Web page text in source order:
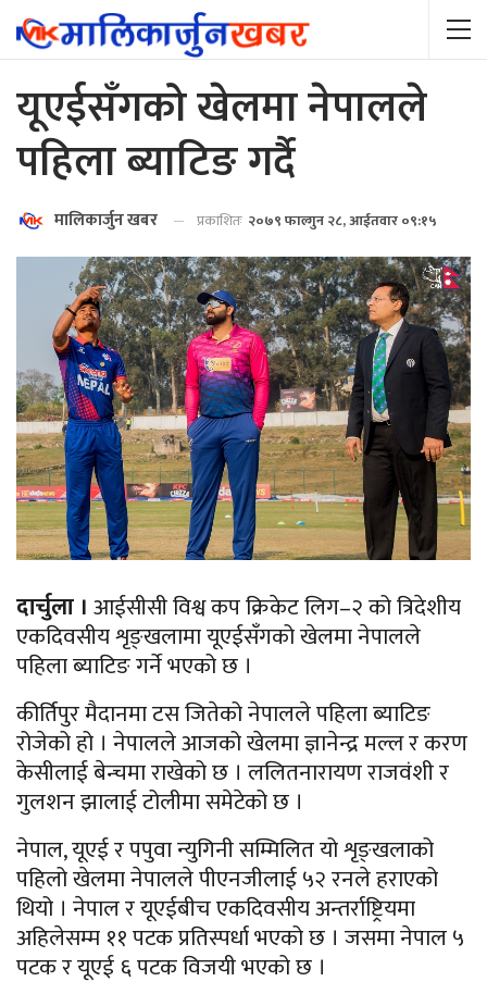
यूएईसँगको खेलमा नेपालले
पहिला ब्याटिङ गर्दै
मालिकार्जुन खबर प्रकाशितः २०७९ फाल्गुन २८, आईतवार ०९:१५
दार्चुला । आईसीसी विश्व कप क्रिकेट लिग–२ को त्रिदेशीय
एकदिवसीय शृङ्खलामा यूएईसँगको खेलमा नेपालले
पहिला ब्याटिङ गर्ने भएको छ ।
कीर्तिपुर मैदानमा टस जितेको नेपालले पहिला ब्याटिङ
रोजेको हो । नेपालले आजको खेलमा ज्ञानेन्द्र मल्ल र करण
केसीलाई बेन्चमा राखेको छ । ललितनारायण राजवंशी र
गुलशन झालाई टोलीमा समेटेको छ ।
नेपाल, यूएई र पपुवा न्युगिनी सम्मिलित यो शृङ्खलाको
पहिलो खेलमा नेपालले पीएनजीलाई ५२ रनले हराएको
थियो । नेपाल र यूएईबीच एकदिवसीय अन्तर्राष्ट्रियमा
अहिलेसम्म ११ पटक प्रतिस्पर्धा भएको छ । जसमा नेपाल ५
पटक र यूएई ६ पटक विजयी भएको छ ।